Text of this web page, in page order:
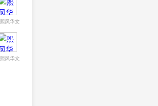
熙风华文
熙风华文